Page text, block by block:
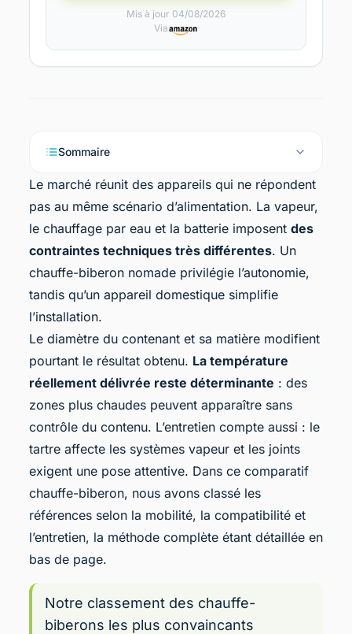
Mis à jour 04/08/2026
Via
Sommaire
Le marché réunit des appareils qui ne répondent
pas au même scénario d’alimentation. La vapeur,
le chauffage par eau et la batterie imposent des
contraintes techniques très différentes. Un
chauffe-biberon nomadeprivilégie l’autonomie,
tandis qu’un appareil domestique simplifie
l’installation.
Le diamètre du contenant et sa matière modifient
pourtant le résultat obtenu. La température
réellement délivrée reste déterminante : des
zones plus chaudes peuvent apparaître sans
contrôle du contenu. L’entretien compte aussi : le
tartre affecte les systèmes vapeur et les joints
exigent une pose attentive. Dans ce comparatif
chauffe-biberon, nous avons classé les
références selon la mobilité, la compatibilité et
l’entretien, la méthode complète étant détaillée en
bas de page.
Notre classement des chauffe-
biberons les plus convaincants